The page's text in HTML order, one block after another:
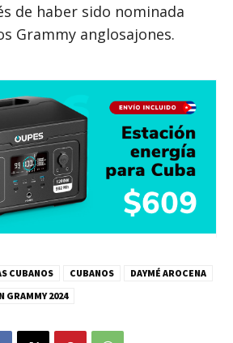
de haber sido nominada
Grammy anglosajones.
CUBANOS CUBANOS
DAYMÉ AROCENA
GRAMMY 2024